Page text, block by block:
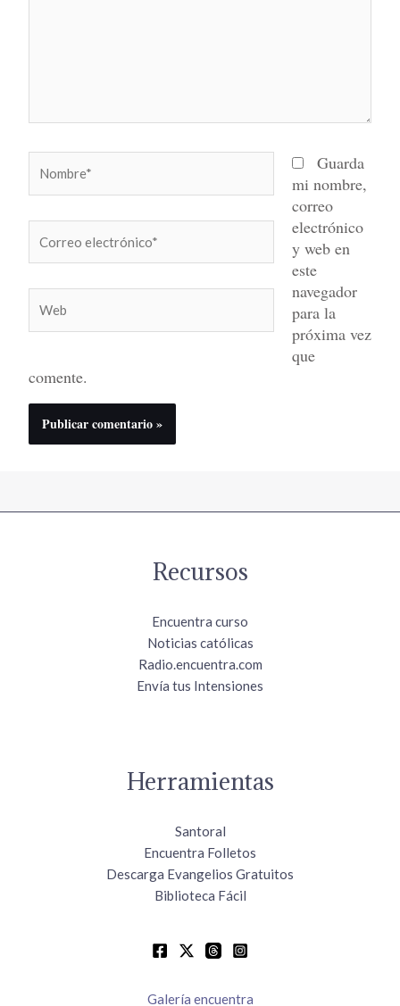
electrónico*
Guarda
mi nombre,
correo
electrónico
y web en
este
navegador
para la
próxima vez
que
comente.
Recursos
Encuentra curso
Noticias católicas
Radio.encuentra.com
Envía tus Intensiones
Herramientas
Santoral
Encuentra Folletos
Descarga Evangelios Gratuitos
Biblioteca Fácil
Galería encuentra